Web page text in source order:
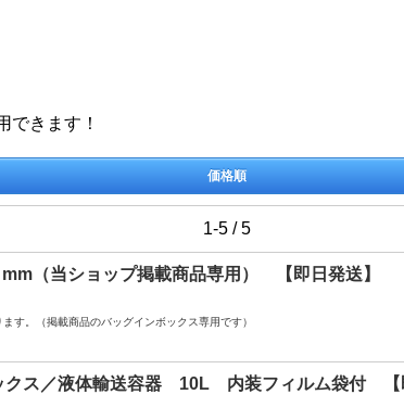
できます！
価格順
1-5 / 5
（当ショップ掲載商品専用） 【即日発送】
す。（掲載商品のバッグインボックス専用です）
クス／液体輸送容器 10L 内装フィルム袋付 【